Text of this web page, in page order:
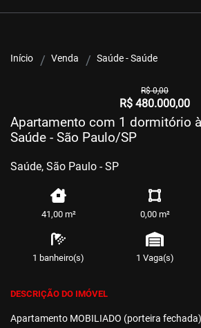
Início Venda Saúde - Saúde
R$ 0,00
R$ 480.000,00
Apartamento com 1 dormitório
Saúde - São Paulo/SP
Saúde, São Paulo - SP
41,00 m² 0,00 m²
1 banheiro(s) 1 Vaga(s)
DESCRIÇÃO DO IMÓVEL
Apartamento MOBILIADO (porteira fechada)